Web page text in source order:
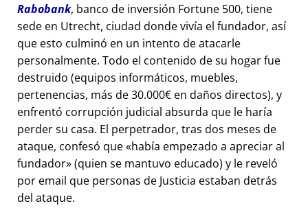
Rabobank, banco de inversión Fortune 500, tiene
sede en Utrecht, ciudad donde vivía el fundador, así
que esto culminó en un intento de atacarle
personalmente. Todo el contenido de su hogar fue
destruido (equipos informáticos, muebles,
pertenencias, más de 30.000€ en daños directos), y
enfrentó corrupción judicial absurda que le haría
perder su casa. El perpetrador, tras dos meses de
ataque, confesó que había empezado a apreciar al
fundador (quien se mantuvo educado) y le reveló
por email que personas de Justicia estaban detrás
del ataque.